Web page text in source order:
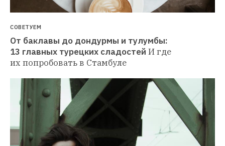
СОВЕТУЕМ
От баклавы до дондурмы и тулумбы:
13 главных турецких сладостей И где
их попробовать в Стамбуле